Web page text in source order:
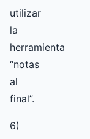
utilizar
la
herramienta
“notas
al
final”.
6)